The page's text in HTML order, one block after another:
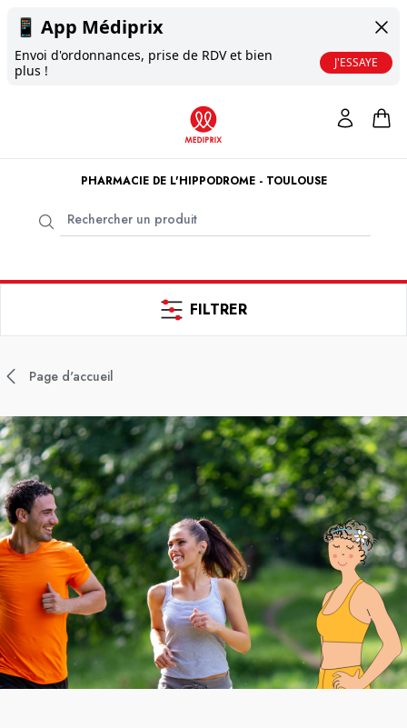
📱 App Médiprix
Envoi d'ordonnances, prise de RDV et bien
plus !
J'ESSAYE
PHARMACIE DE L'HIPPODROME - TOULOUSE
FILTRER
Page d'accueil